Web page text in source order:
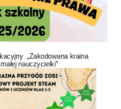
„Zakodowana kraina
nauczycielki”